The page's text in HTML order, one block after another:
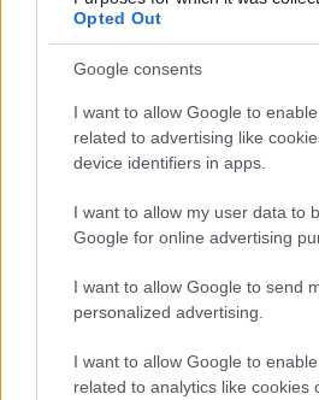
Opted Out
Google consents
I want to allow Google to
related to advertising like
device identifiers in apps.
I want to allow my user data to
Google for online advertising
I want to allow Google to send
personalized advertising.
I want to allow Google to
related to analytics like cookies
mondat, válasz).
Az AI nem gondolkodik
nem tudja, hogy „igaza van-e”,
illeszkedika tanult mintákhoz.
mint egy ember, hanem
nem dönt
statisztikailag.
az emberi nyelv, érvelés és
benne van az adatokban
belül nem megértés, hanem